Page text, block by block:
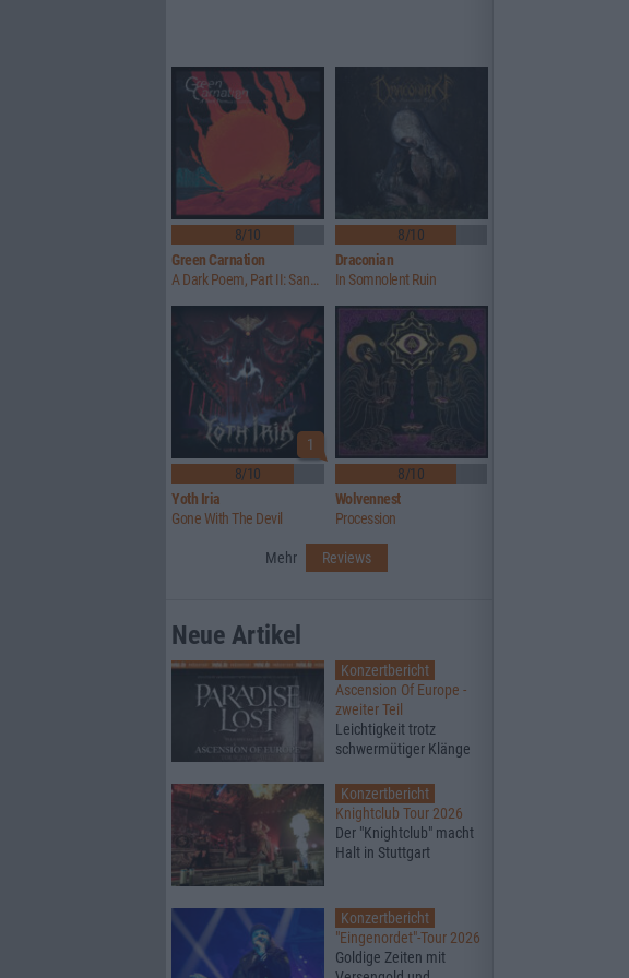
8/10
Green Carnation
A Dark Poem, Part II: Sanguis
8/10
Draconian
In Somnolent Ruin
1
8/10
Yoth Iria
Gone With The Devil
8/10
Wolvennest
Procession
Mehr Reviews
Neue Artikel
Konzertbericht
Ascension Of Europe -
zweiter Teil
Leichtigkeit trotz
schwermütiger Klänge
Konzertbericht
Knightclub Tour 2026
Der "Knightclub" macht
Halt in Stuttgart
Konzertbericht
"Eingenordet"-Tour 2026
Goldige Zeiten mit